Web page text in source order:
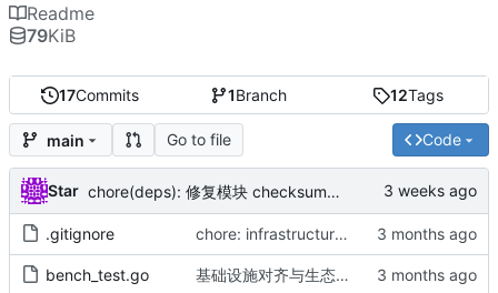
17Commits 1Branch 12Tags
main Go to file Code
Star chore(deps): 修复模块 checksum（by AI）
.gitignore chore: infrastructure alignment and doc sync (by AICoder)
bench_test.go 基础设施对齐与生态系统同步发布（by AI）
Readme
79KiB